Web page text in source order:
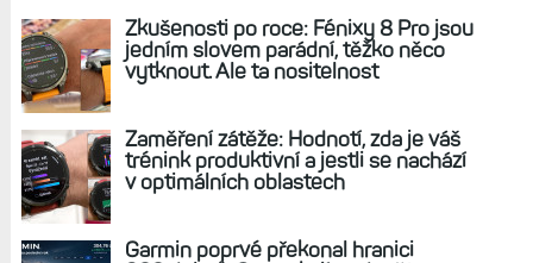
Zpět na článek